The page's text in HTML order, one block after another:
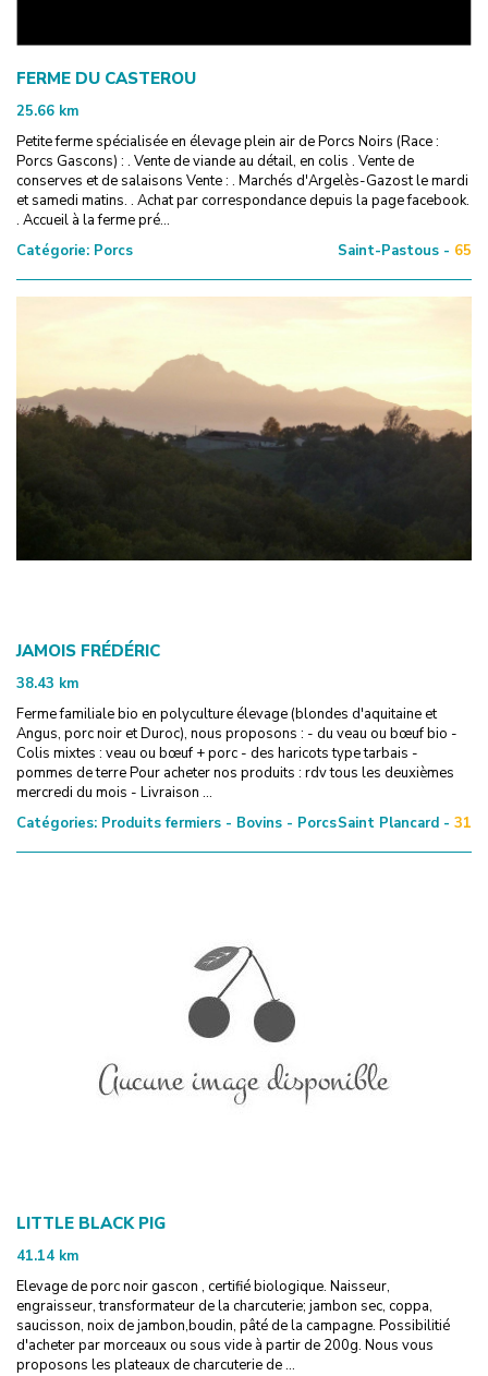
FERME DU CASTEROU
25.66 km
Petite ferme spécialisée en élevage plein air de Porcs Noirs (Race :
Porcs Gascons) : . Vente de viande au détail, en colis . Vente de
conserves et de salaisons Vente : . Marchés d'Argelès-Gazost le mardi
et samedi matins. . Achat par correspondance depuis la page facebook.
. Accueil à la ferme pré...
Catégorie: Porcs Saint-Pastous - 65
JAMOIS FRÉDÉRIC
38.43 km
Ferme familiale bio en polyculture élevage (blondes d'aquitaine et
Angus, porc noir et Duroc), nous proposons : - du veau ou bœuf bio -
Colis mixtes : veau ou bœuf + porc - des haricots type tarbais -
pommes de terre Pour acheter nos produits : rdv tous les deuxièmes
mercredi du mois - Livraison ...
Catégories: Produits fermiers - Bovins - PorcsSaint Plancard - 31
LITTLE BLACK PIG
41.14 km
Elevage de porc noir gascon , certifié biologique. Naisseur,
engraisseur, transformateur de la charcuterie; jambon sec, coppa,
saucisson, noix de jambon,boudin, pâté de la campagne. Possibilitié
d'acheter par morceaux ou sous vide à partir de 200g. Nous vous
proposons les plateaux de charcuterie de ...